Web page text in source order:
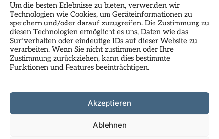
Um die besten Erlebnisse zu bieten, verwenden wir
Technologien wie Cookies, um Geräteinformationen zu
speichern und/oder darauf zuzugreifen. Die Zustimmung zu
diesen Technologien ermöglicht es uns, Daten wie das
Surfverhalten oder eindeutige IDs auf dieser Website zu
verarbeiten. Wenn Sie nicht zustimmen oder Ihre
Zustimmung zurückziehen, kann dies bestimmte
Funktionen und Features beeinträchtigen.
Akzeptieren
Ablehnen
Als Standortpartner imHP23residiert das Regionalmanagement
Hauptplatz in Linz und nutzt die inspirierende Atmosphäre dieses
Kunst- und Geschäftshauses.
Infos zu HP23:hauptplatz23.at